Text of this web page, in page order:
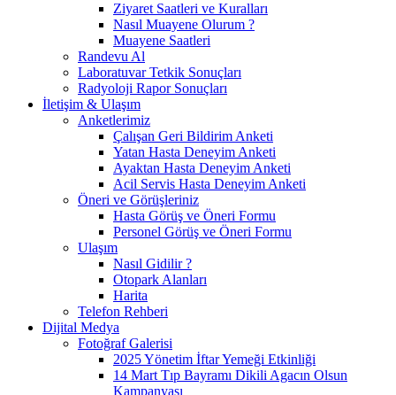
Ziyaret Saatleri ve Kuralları
Nasıl Muayene Olurum ?
Muayene Saatleri
Randevu Al
Laboratuvar Tetkik Sonuçları
Radyoloji Rapor Sonuçları
İletişim & Ulaşım
Anketlerimiz
Çalışan Geri Bildirim Anketi
Yatan Hasta Deneyim Anketi
Ayaktan Hasta Deneyim Anketi
Acil Servis Hasta Deneyim Anketi
Öneri ve Görüşleriniz
Hasta Görüş ve Öneri Formu
Personel Görüş ve Öneri Formu
Ulaşım
Nasıl Gidilir ?
Otopark Alanları
Harita
Telefon Rehberi
Dijital Medya
Fotoğraf Galerisi
2025 Yönetim İftar Yemeği Etkinliği
14 Mart Tıp Bayramı Dikili Agacın Olsun
Kampanyası